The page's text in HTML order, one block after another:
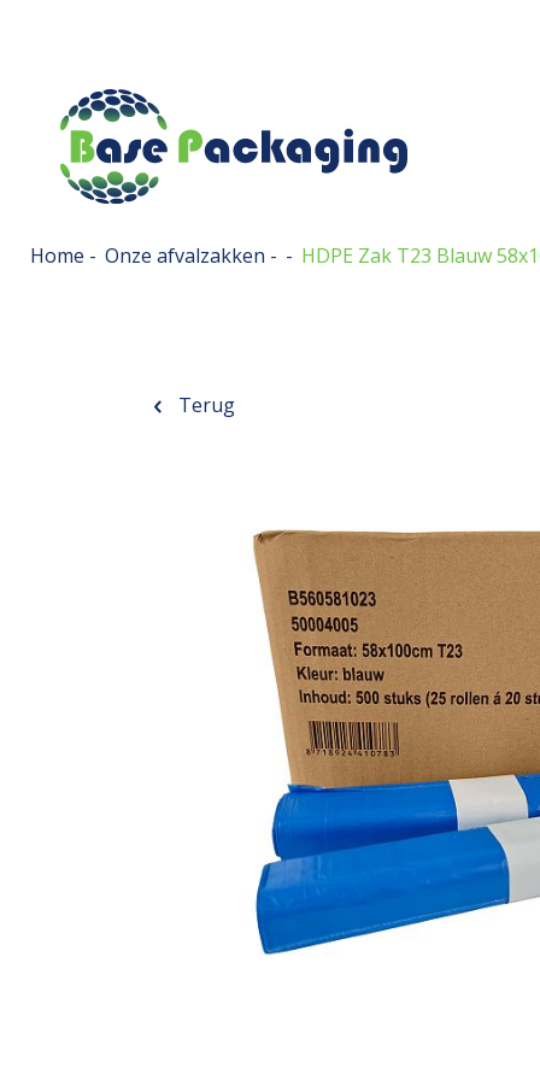
Home - Onze afvalzakken - - HDPE Zak T23 Blauw
Terug